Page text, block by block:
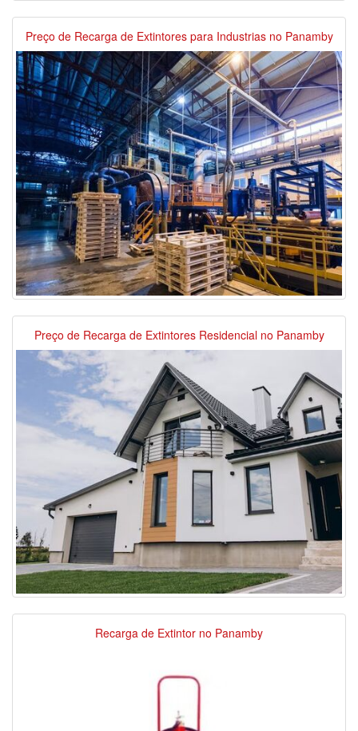
Preço de Recarga de Extintores para Industrias no Panamby
Preço de Recarga de Extintores Residencial no Panamby
Recarga de Extintor no Panamby